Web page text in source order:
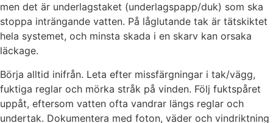
men det är underlagstaket (underlagspapp/duk) som ska
stoppa inträngande vatten. På låglutande tak är tätskiktet
hela systemet, och minsta skada i en skarv kan orsaka
läckage.
Börja alltid inifrån. Leta efter missfärgningar i tak/vägg,
fuktiga reglar och mörka stråk på vinden. Följ fuktspåret
uppåt, eftersom vatten ofta vandrar längs reglar och
undertak. Dokumentera med foton, väder och vindriktning